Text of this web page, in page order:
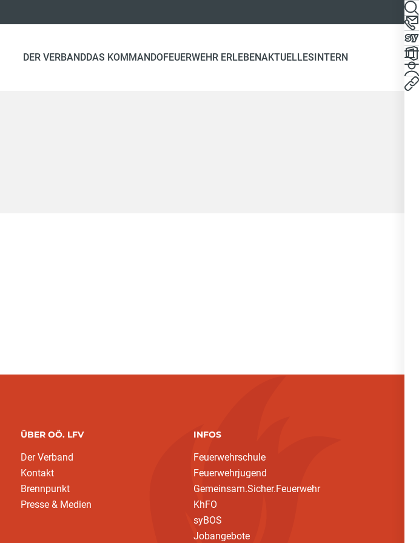
DER VERBANDDAS KOMMANDOFEUERWEHR ERLEBENAKTUELLESINTERN
ÜBER OÖ. LFV
Der Verband
Kontakt
Brennpunkt
Presse & Medien
INFOS
Feuerwehrschule
Feuerwehrjugend
Gemeinsam.Sicher.Feuerwehr
KhFO
syBOS
Jobangebote